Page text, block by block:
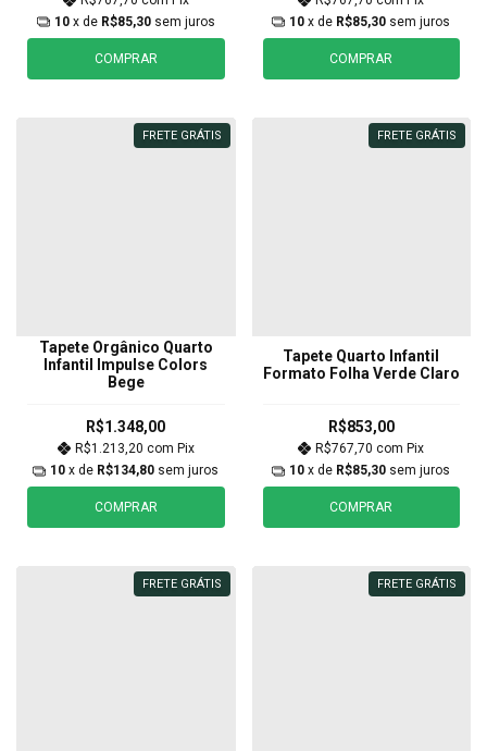
10 x de R$85,30 sem juros
COMPRAR
10 x de R$85,30 sem juros
COMPRAR
FRETE GRÁTIS
Tapete Orgânico Quarto
Infantil Impulse Colors
Bege
R$1.348,00
R$1.213,20 com Pix
10 x de R$134,80 sem juros
COMPRAR
FRETE GRÁTIS
Tapete Quarto Infantil
Formato Folha Verde Claro
R$853,00
R$767,70com Pix
10 x de R$85,30 sem juros
COMPRAR
FRETE GRÁTIS FRETE GRÁTIS